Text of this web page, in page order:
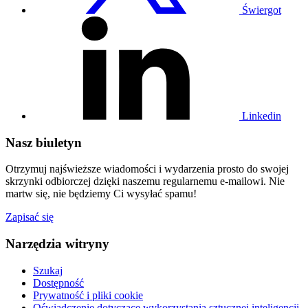
Świergot
Linkedin
Nasz biuletyn
Otrzymuj najświeższe wiadomości i wydarzenia prosto do swojej
skrzynki odbiorczej dzięki naszemu regularnemu e-mailowi. Nie
martw się, nie będziemy Ci wysyłać spamu!
Zapisać się
Narzędzia witryny
Szukaj
Dostępność
Prywatność i pliki cookie